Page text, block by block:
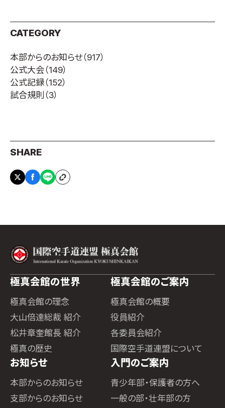
CATEGORY
本部からのお知らせ（917）
公式大会（149）
公式記録（152）
試合規則 （3）
SHARE
極真会館の世界
極真会館の理念
大山倍達総裁 紹介
松井章奎館長 紹介
極真の歴史
極真会館のご案内
極真会館の概要
役員紹介
各委員会紹介
国際空手道連盟について
お知らせ
本部からのお知らせ
支部からのお知らせ
入門のご案内
青少年部・保護者の方へ
一般の部・壮年部の方